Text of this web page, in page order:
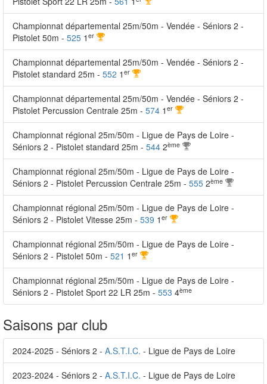
Championnat départemental 25m/50m - Vendée - Séniors 2 -
Pistolet 50m - 525 1 er
Championnat départemental 25m/50m - Vendée - Séniors 2 -
Pistolet standard 25m - 552 1 er
Championnat départemental 25m/50m - Vendée - Séniors 2 -
Pistolet Percussion Centrale 25m - 574 1 er
Championnat régional 25m/50m - Ligue de Pays de Loire -
Séniors 2 - Pistolet standard 25m - 544 2ème
Championnat régional 25m/50m - Ligue de Pays de Loire -
Séniors 2 - Pistolet Percussion Centrale 25m - 555 2ème
Championnat régional 25m/50m - Ligue de Pays de Loire -
Séniors 2 - Pistolet Vitesse 25m - 539 1 er
Championnat régional 25m/50m - Ligue de Pays de Loire -
Séniors 2 - Pistolet 50m - 521 1 er
Championnat régional 25m/50m - Ligue de Pays de Loire -
Séniors 2 - Pistolet Sport 22 LR 25m - 553 4ème
Saisons par club
2024-2025 - Séniors 2 - A.S.T.I.C. - Ligue de Pays de Loire
2023-2024 - Séniors 2 - A.S.T.I.C. - Ligue de Pays de Loire